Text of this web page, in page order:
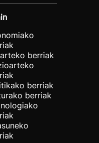
berriak
berriak
berriak